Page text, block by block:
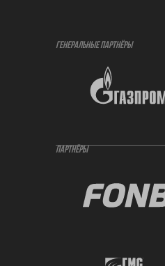
ГЕНЕРАЛЬНЫЕ ПАРТНЁРЫ
ПАРТНЁРЫ